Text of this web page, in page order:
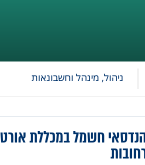
ניהול, מינהל וחשבונאות
חשמל במכללת אורט